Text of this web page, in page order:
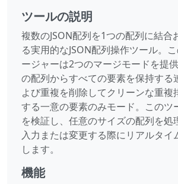
ツールの説明
複数のJSON配列を1つの配列に結合
る実用的なJSON配列操作ツール。
ージャーは2つのマージモードを提
の配列からすべての要素を保持する
よび重複を削除してクリーンな重複
する一意の要素のみモード。このツ
を検証し、任意のサイズの配列を処
入力または変更する際にリアルタイ
します。
機能